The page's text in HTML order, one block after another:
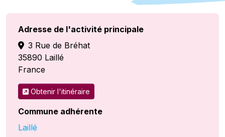
Adresse de l'activité principale
3 Rue de Bréhat
35890 Laillé
France
Obtenir l'itinéraire
Commune adhérente
Laillé